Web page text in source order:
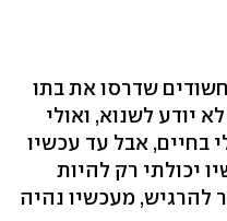
שדרסו את בתו
יודע לשנוא, ואולי
בחיים, אבל עד עכשיו
יכולתי רק להיות
להרגיש, מעכשיו נהיה